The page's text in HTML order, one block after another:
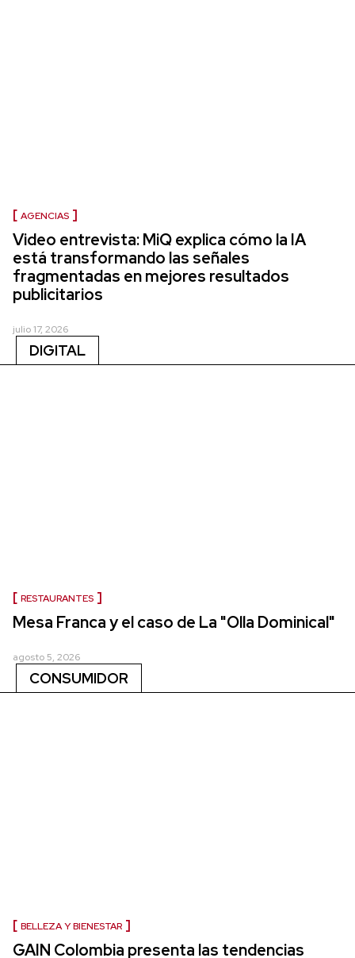
AGENCIAS
Video entrevista: MiQ explica cómo la IA
está transformando las señales
fragmentadas en mejores resultados
publicitarios
julio 17, 2026
DIGITAL
RESTAURANTES
Mesa Franca y el caso de La "Olla Dominical"
agosto 5, 2026
CONSUMIDOR
BELLEZA Y BIENESTAR
GAIN Colombia presenta las tendencias